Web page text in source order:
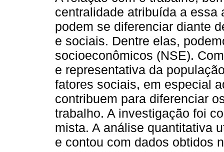
centralidade atribuída a essa
podem se diferenciar diante
e sociais. Dentre elas,
socioeconômicos (NSE).
e representativa da
fatores sociais, em especial
contribuem para diferenciar
trabalho. A investigação foi
mista. A análise quantitativa
e contou com dados obtidos